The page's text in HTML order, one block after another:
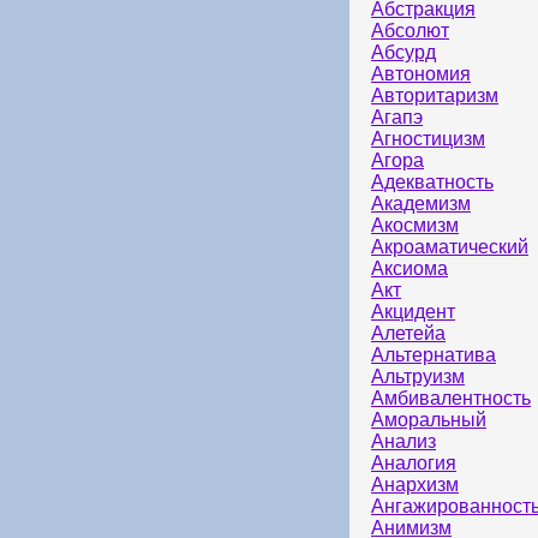
Абстракция
Абсолют
Абсурд
Автономия
Авторитаризм
Агапэ
Агностицизм
Агора
Адекватность
Академизм
Акосмизм
Акроаматический
Аксиома
Акт
Акцидент
Алетейа
Альтернатива
Альтруизм
Амбивалентность
Аморальный
Анализ
Аналогия
Анархизм
Анимизм